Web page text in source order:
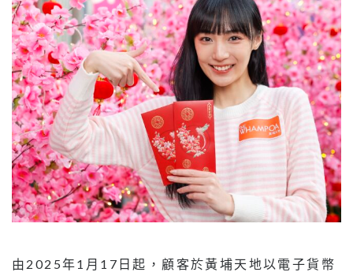
由2025年1月17日起，顧客於黃埔天地以電子貨幣